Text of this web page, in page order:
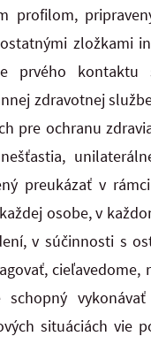
profilom,
zložkami
prvého kontaktu
zdravotnej
pre ochranu
preukázať v
osobe, v
v súčinnosti s
cieľavedome,
situáciách vie